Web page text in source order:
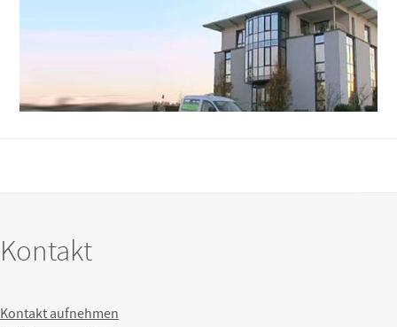
Kontakt
Kontakt aufnehmen